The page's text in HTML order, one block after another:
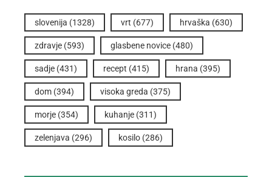
slovenija (1328) vrt (677) hrvaška (630)
zdravje (593) glasbene novice (480)
sadje (431) recept (415) hrana (395)
dom (394) visoka greda (375)
morje (354) kuhanje (311)
zelenjava (296) kosilo (286)